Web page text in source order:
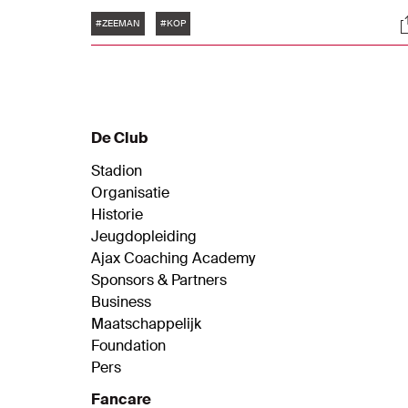
van de Ajax Vrouwen onder meer haar
barista skills laat zien.
Tags
#ZEEMAN #KOP
De Club
Stadion
Organisatie
Historie
Jeugdopleiding
Ajax Coaching Academy
Sponsors & Partners
Business
Maatschappelijk
Foundation
Pers
Fancare